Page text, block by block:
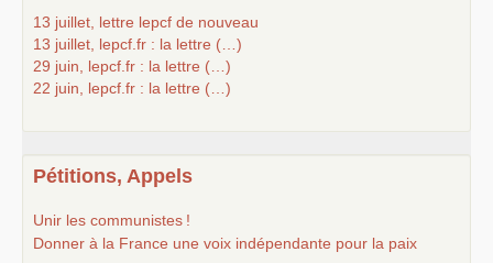
13 juillet, lettre lepcf de nouveau
13 juillet, lepcf.fr : la lettre (…)
29 juin, lepcf.fr : la lettre (…)
22 juin, lepcf.fr : la lettre (…)
Pétitions, Appels
Unir les communistes !
Donner à la France une voix indépendante pour la paix